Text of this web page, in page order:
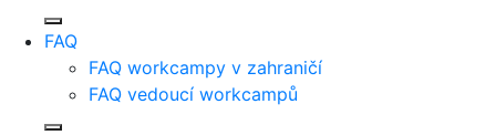
FAQ
FAQ workcampy v zahraničí
FAQ vedoucí workcampů